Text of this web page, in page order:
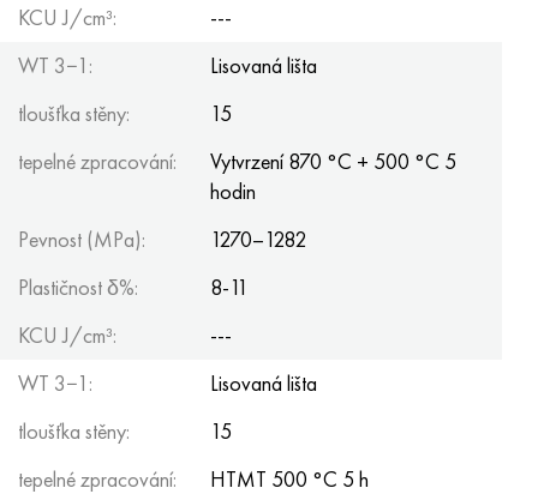
KCU J/cm³:
---
WT 3−1:
Lisovaná lišta
tloušťka stěny:
15
tepelné zpracování:
Vytvrzení 870 °C + 500 °C 5
hodin
Pevnost (MPa):
1270–1282
Plastičnost δ%:
8-11
KCU J/cm³:
---
WT 3−1:
Lisovaná lišta
tloušťka stěny:
15
tepelné zpracování:
HTMT 500 °C 5 h